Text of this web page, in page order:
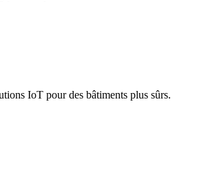
IoT pour des bâtiments plus sûrs.